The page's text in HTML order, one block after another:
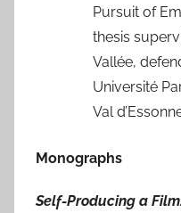
Pursuit of
thesis
Vallée,
Université
Val
Monographs
Self-Producing a